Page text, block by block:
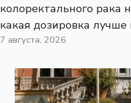
колоректального рака
какая дозировка лучше
7 августа, 2026